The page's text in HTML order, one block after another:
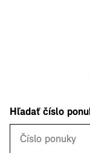
Hľadať číslo